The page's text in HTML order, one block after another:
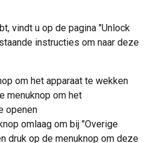
vindt u op de pagina "Unlock
instructies om naar deze
om het apparaat te wekken
menuknop om het
openen
omlaag om bij "Overige
druk op de menuknop om deze